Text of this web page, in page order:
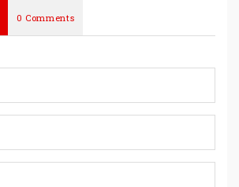
0 Comments